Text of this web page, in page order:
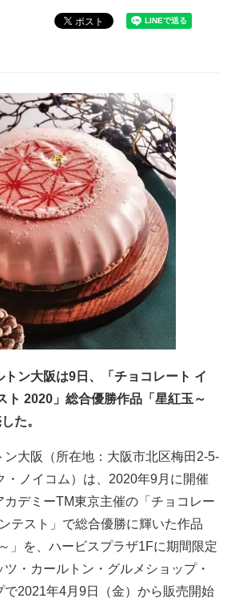
ポスト
ン大阪は9日、「チョコレート イ
ト 2020」総合優勝作品「星紅玉～
た。
大阪（所在地：大阪市北区梅田2-5-
ノイコム）は、2020年9月に開催
カデミーTM東京主催の「チョコレー
テスト」で総合優勝に輝いた作品
」を、ハービスプラザ1Fに期間限定
・カールトン・グルメショップ・
で2021年4月9日（金）から販売開始